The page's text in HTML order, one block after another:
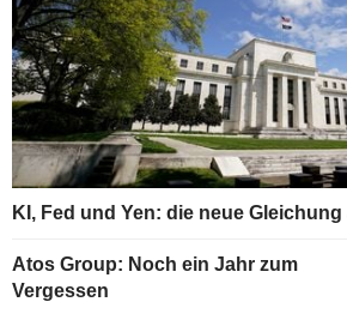
KI, Fed und Yen: die neue
Atos Group: Noch ein Jahr zum
Vergessen